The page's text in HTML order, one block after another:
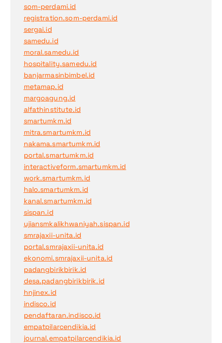
som-perdami.id
registration.som-perdami.id
sergai.id
samedu.id
moral.samedu.id
hospitality.samedu.id
banjarmasinbimbel.id
metamap.id
margoagung.id
alfathinstitute.id
smartumkm.id
mitra.smartumkm.id
nakama.smartumkm.id
portal.smartumkm.id
interactiveform.smartumkm.id
work.smartumkm.id
halo.smartumkm.id
kanal.smartumkm.id
sispan.id
ujiansmkalikhwaniyah.sispan.id
smrajaxii-unita.id
portal.smrajaxii-unita.id
ekonomi.smrajaxii-unita.id
padangbirikbirik.id
desa.padangbirikbirik.id
hnjinex.id
indisco.id
pendaftaran.indisco.id
empatpilarcendikia.id
journal.empatpilarcendikia.id